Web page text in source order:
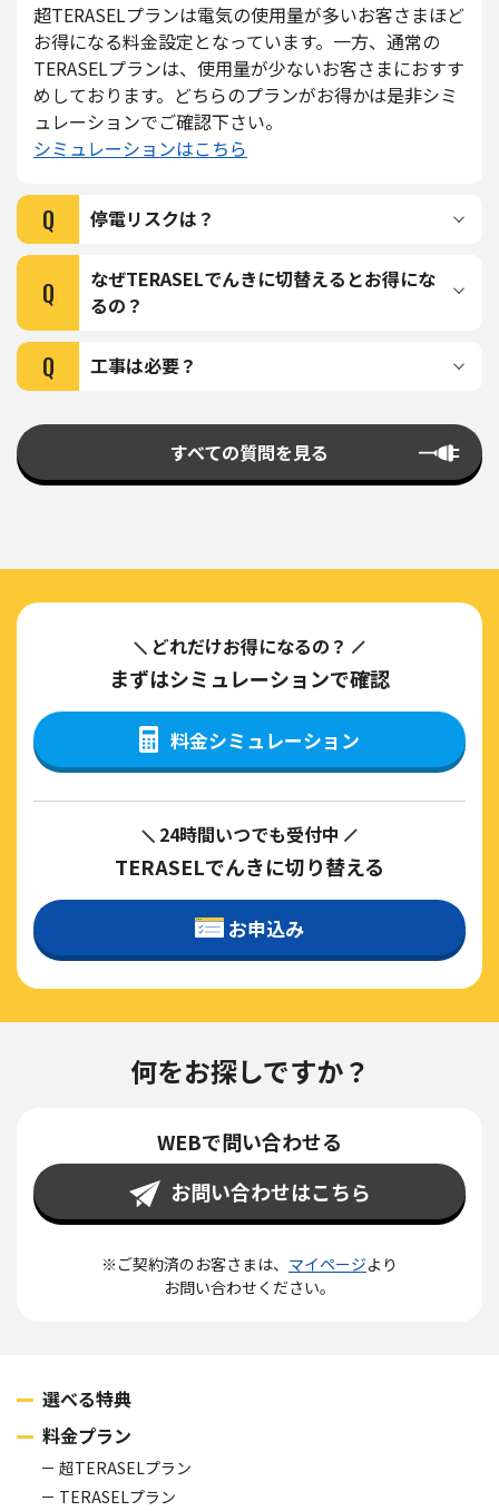
超TERASELプランは電気の使用量が多いお客さまほど
お得になる料金設定となっています。一方、通常の
TERASELプランは、使用量が少ないお客さまにおすす
めしております。どちらのプランがお得かは是非シミ
ュレーションでご確認下さい。
シミュレーションはこちら
Q 停電リスクは？
Q
なぜTERASELでんきに切替えるとお得にな
るの？
Q ⼯事は必要？
すべての質問を見る
どれだけお得になるの？
まずはシミュレーションで確認
料金シミュレーション
24時間いつでも受付中
TERASELでんきに切り替える
お申込み
何をお探しですか？
WEBで問い合わせる
お問い合わせはこちら
※ご契約済のお客さまは、 マイページより
お問い合わせください。
選べる特典
料金プラン
超TERASELプラン
TERASELプラン